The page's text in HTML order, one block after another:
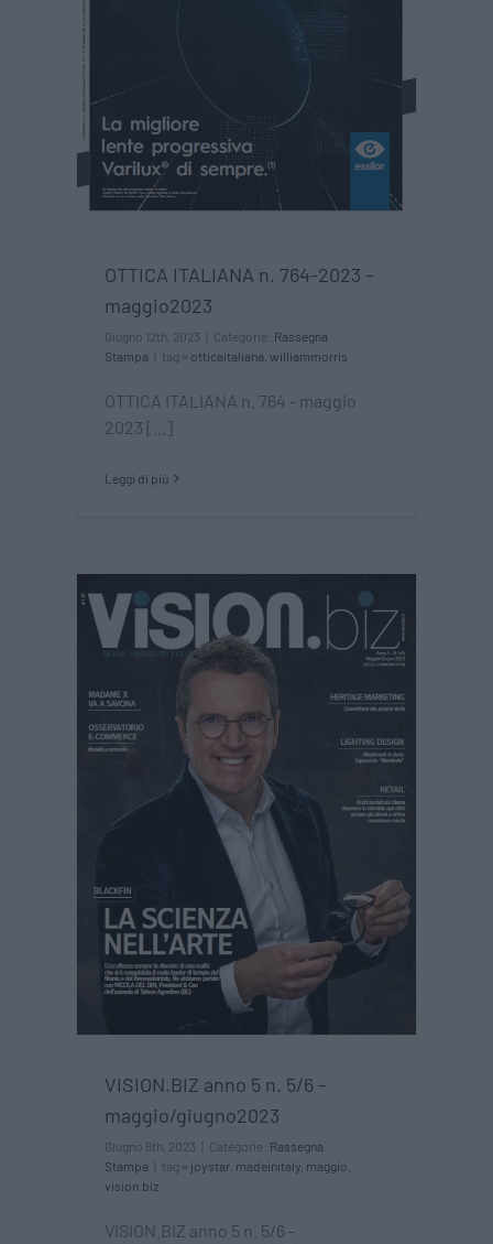
OTTICA ITALIANA n. 764-2023 –
maggio2023
Giugno 12th, 2023 Categorie: Rassegna
Stampa
tag = otticaitaliana williammorris
OTTICA ITALIANA n. 764 - maggio
2023 [...]
Leggi di più
VISION.BIZ anno 5 n. 5/6 –
maggio/giugno2023
Giugno 6th, 2023 Categorie: Rassegna
Stampa
tag = joystar, madeinitaly, maggio
vision.biz
VISION.BIZ anno 5 n. 5/6 -